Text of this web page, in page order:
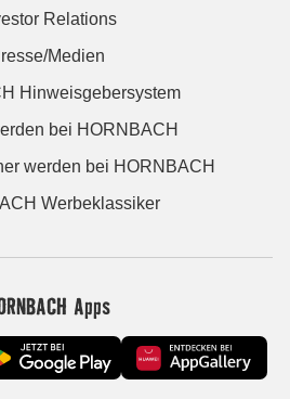
Relations
Medien
Hinweisgebersystem
bei HORNBACH
werden bei HORNBACH
Werbeklassiker
Apps